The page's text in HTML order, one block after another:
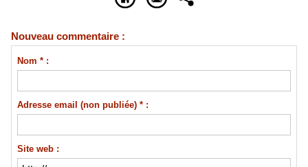
Nouveau commentaire :
Nom * :
Adresse email (non publiée) * :
Site web :